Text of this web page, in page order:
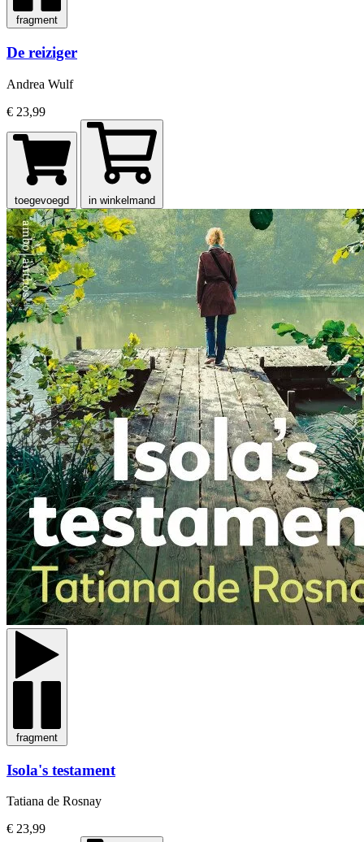
fragment
De reiziger
Andrea Wulf
€ 23,99
toegevoegd in winkelmand
fragment
Isola's testament
Tatiana de Rosnay
€ 23,99